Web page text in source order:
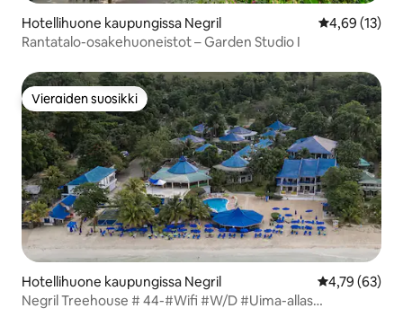
Hotellihuone kaupungissa Negril
4,69 (13)
Rantatalo-osakehuoneistot – Garden Studio I
Vieraiden suosikki
Vieraiden suosikki
Hotellihuone kaupungissa Negril
4,79 (63)
Negril Treehouse # 44-#Wifi #W/D #Uima-allas